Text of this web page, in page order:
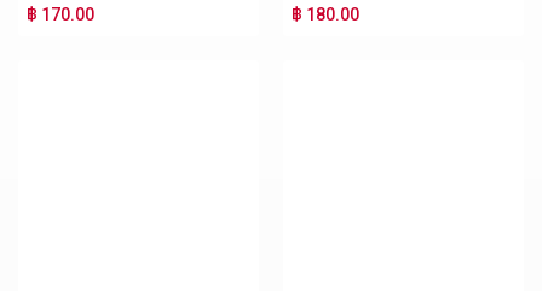
฿ 170.00 ฿ 180.00